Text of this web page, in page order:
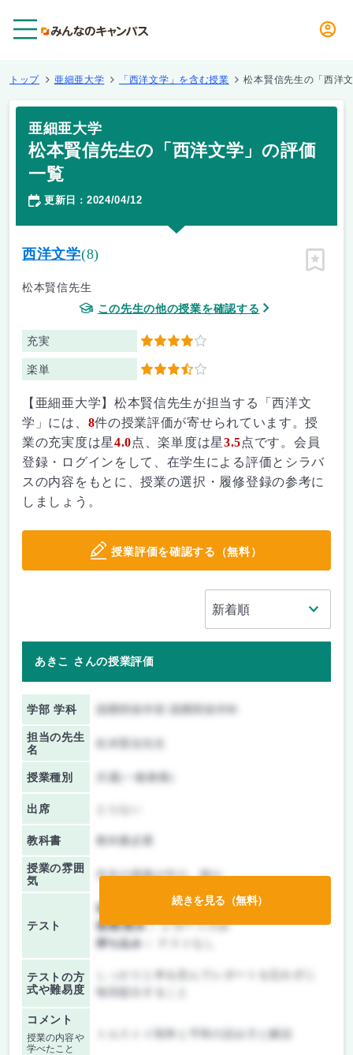
トップ 亜細亜大学 「西洋文学」を含む授業 松本賢信先生の「西洋
亜細亜大学
松本賢信先生の「西洋文学」の評価
一覧
更新日 ： 2024/04/12
西洋文学(8)
松本賢信先生
この先生の他の授業を確認する
充実 4
楽単 3.5
ピン留
【亜細亜大学】松本賢信先生が担当する「西洋文
学」には、 8件の授業評価が寄せられています。授
業の充実度は星4.0点、楽単度は星3.5点です。会員
登録・ログインをして、在学生による評価とシラバ
スの内容をもとに、授業の選択・履修登録の参考に
しましょう。
授業評価を確認する（無料）
あきこ さんの授業評価
学部 学科
担当の先生
名
授業種別 共通(一般教養)
出席
教科書 教科書必要
授業の雰囲
気
先生の講義が中心、静か
テスト
前期/中間：
レポートのみ
後期/期末：レポートのみ
持ち込み：
テストの方
式や難易度
毎回提出すること
コメント
授業の内容や
学べたこと
トルストイ戦争と平和の読み方と解説
続きを見る（無料）